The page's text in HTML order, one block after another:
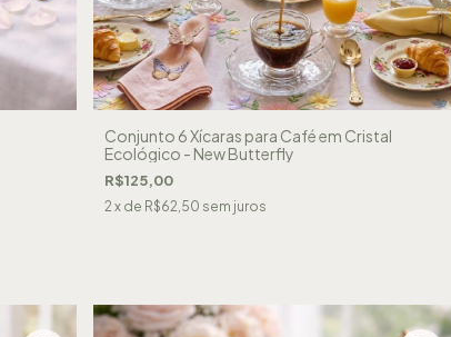
Conjunto 6 Xícaras para Café em Cristal
Ecológico - New Butterfly
R$125,00
2x de R$62,50 sem juros